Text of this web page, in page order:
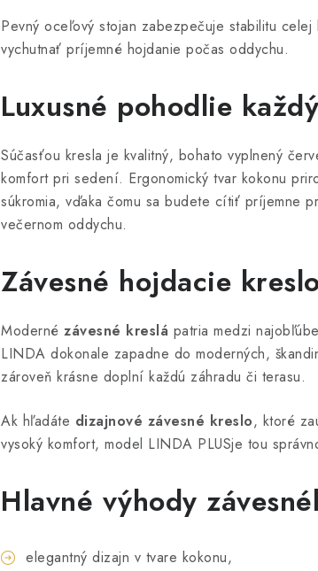
Pevný oceľový stojan zabezpečuje stabilitu
vychutnať príjemné hojdanie počas oddychu.
Luxusné pohodlie
Súčasťou kresla je kvalitný, bohato vyplnený
komfort pri sedení. Ergonomický tvar kokonu
súkromia, vďaka čomu sa budete cítiť príjemne
večernom oddychu.
Závesné hojdacie
Moderné závesné kreslá patria medzi
LINDA dokonale zapadne do moderných,
zároveň krásne doplní každú záhradu či terasu.
Ak hľadáte dizajnové závesné kreslo, ktoré
vysoký komfort, model LINDA PLUSje tou
Hlavné výhody
elegantný dizajn v tvare kokonu,